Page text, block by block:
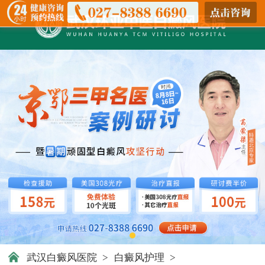
武汉白癜风医院 > 白癜风护理 >